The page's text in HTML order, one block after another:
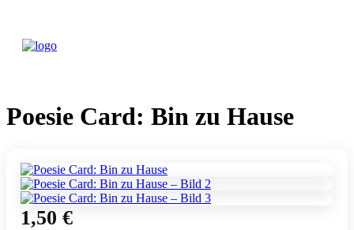
Poesie Card: Bin zu Hause
1,50 €